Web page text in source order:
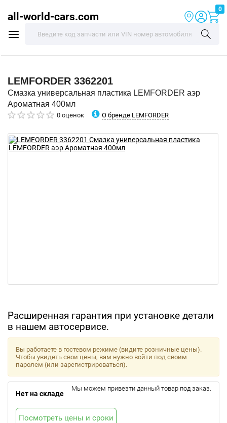
all-world-cars.com
0
LEMFORDER 3362201
Смазка универсальная пластика LEMFORDER аэр
Ароматная 400мл
0 оценок О бренде LEMFORDER
Расширенная гарантия при установке детали
в нашем автосервисе.
Вы работаете в гостевом режиме (видите розничные цены).
Чтобы увидеть свои цены, вам нужно войти под своим
паролем (или зарегистрироваться).
Нет на складе
Мы можем привезти данный товар под заказ.
Посмотреть цены и сроки